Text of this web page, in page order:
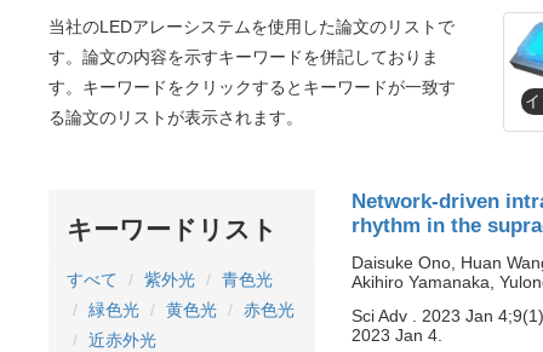
当社のLEDアレーシステムを使用した論文のリストで
す。論文の内容を示すキーワードを併記しておりま
す。キーワードをクリックするとキーワードが一致す
る論文のリストが表示されます。
キーワードリスト
すべて 紫外光
青色光
緑色光
黄色光
赤色光
近赤外光
Network-driven
rhythm in the
Daisuke Ono, Huan
Akihiro Yamanaka,
Sci Adv . 2023 Jan
2023 Jan 4.